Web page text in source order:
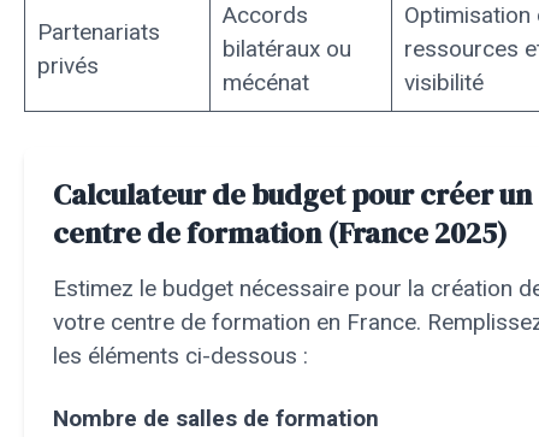
Partenariats
privés
Accords
bilatéraux ou
mécénat
Optimisation
ressources
visibilité
Calculateur de budget pour créer un
centre de formation (France 2025)
Estimez le budget nécessaire pour la création
votre centre de formation en France.
les éléments ci-dessous :
Nombre de salles de formation